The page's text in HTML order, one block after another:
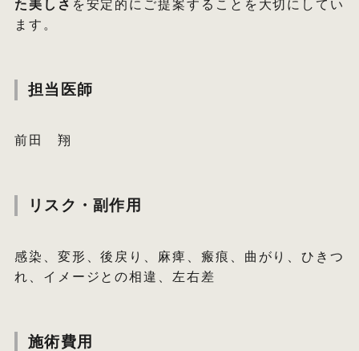
た美しさ を安定的にご提案することを大切にしてい
ます。
担当医師
前田 翔
リスク・副作用
感染、変形、後戻り、麻痺、瘢痕、曲がり、ひきつ
れ、イメージとの相違、左右差
施術費用